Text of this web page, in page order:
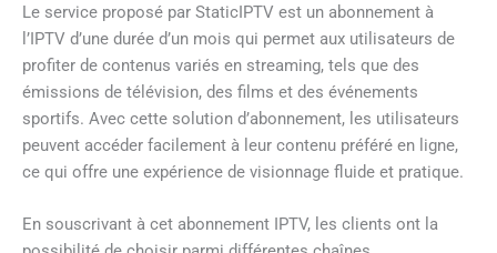
Le service proposé par StaticIPTV est un abonnement à
l’IPTV d’une durée d’un mois qui permet aux utilisateurs de
profiter de contenus variés en streaming, tels que des
émissions de télévision, des films et des événements
sportifs. Avec cette solution d’abonnement, les utilisateurs
peuvent accéder facilement à leur contenu préféré en ligne,
ce qui offre une expérience de visionnage fluide et pratique.
En souscrivant à cet abonnement IPTV, les clients ont la